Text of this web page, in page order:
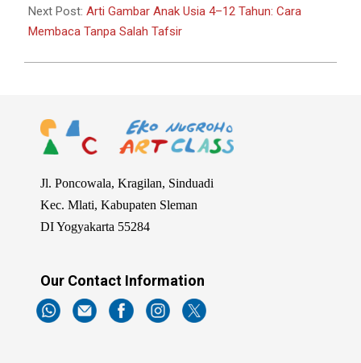
Next Post: Arti Gambar Anak Usia 4–12 Tahun: Cara
Membaca Tanpa Salah Tafsir
Jl. Poncowala, Kragilan, Sinduadi
Kec. Mlati, Kabupaten Sleman
DI Yogyakarta 55284
Our Contact Information